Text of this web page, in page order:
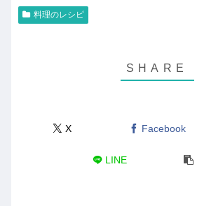
料理のレシピ
X Facebook
LINE